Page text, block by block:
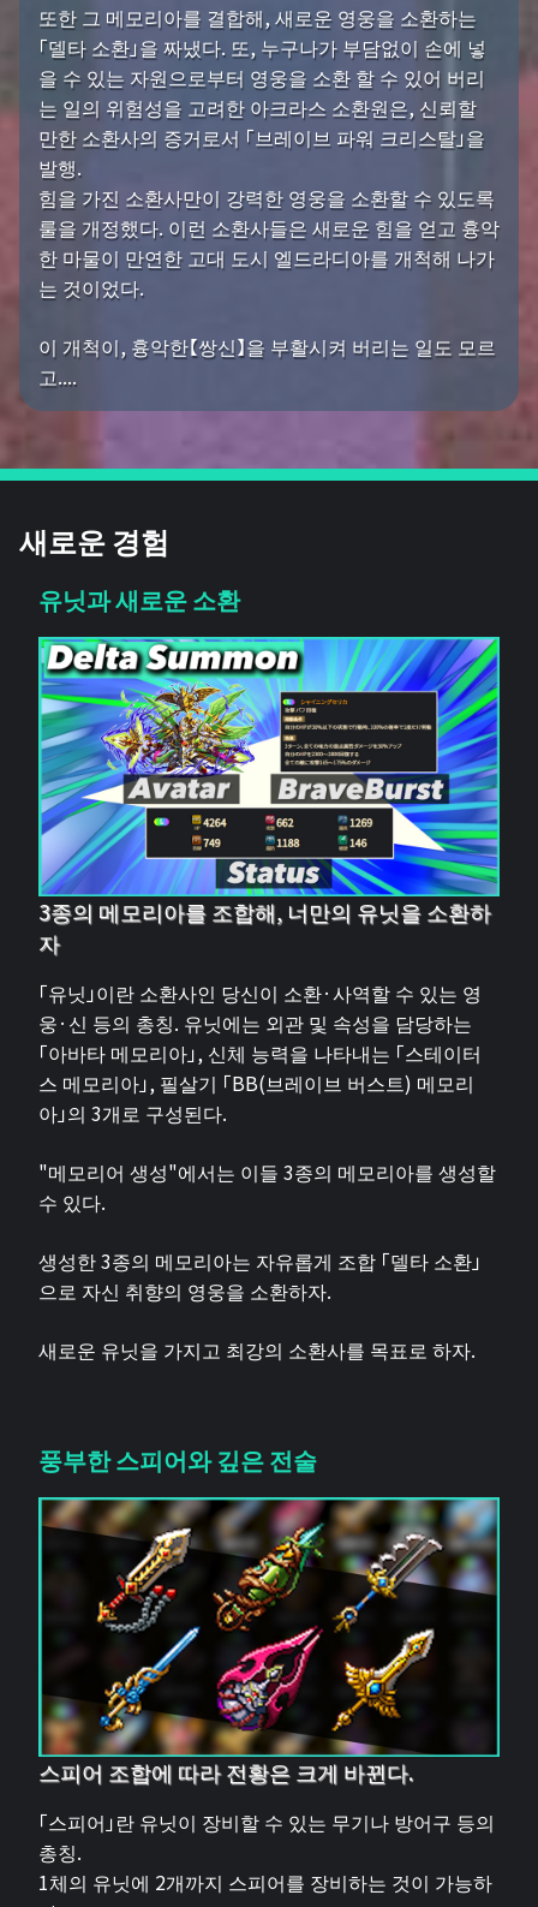
또한 그 메모리아를 결합해, 새로운 영웅을 소환하는
「델타 소환」을 짜냈다. 또, 누구나가 부담없이 손에 넣
을 수 있는 자원으로부터 영웅을 소환 할 수 있어 버리
는 일의 위험성을 고려한 아크라스 소환원은, 신뢰할
만한 소환사의 증거로서 「브레이브 파워 크리스탈」을
발행.
힘을 가진 소환사만이 강력한 영웅을 소환할 수 있도록
룰을 개정했다. 이런 소환사들은 새로운 힘을 얻고 흉악
한 마물이 만연한 고대 도시 엘드라디아를 개척해 나가
는 것이었다.
이 개척이, 흉악한【쌍신】을 부활시켜 버리는 일도 모르
고....
새로운 경험
유닛과 새로운 소환
3종의 메모리아를 조합해, 너만의 유닛을 소환하
자
「유닛」이란 소환사인 당신이 소환·사역할 수 있는 영
웅·신 등의 총칭. 유닛에는 외관 및 속성을 담당하는
「아바타 메모리아」, 신체 능력을 나타내는 「스테이터
스 메모리아」, 필살기 「BB(브레이브 버스트) 메모리
아」의 3개로 구성된다.
"메모리어 생성"에서는 이들 3종의 메모리아를 생성할
수 있다.
생성한 3종의 메모리아는 자유롭게 조합 「델타 소환」
으로 자신 취향의 영웅을 소환하자.
새로운 유닛을 가지고 최강의 소환사를 목표로 하자.
풍부한 스피어와 깊은 전술
스피어 조합에 따라 전황은 크게 바뀐다.
「스피어」란 유닛이 장비할 수 있는 무기나 방어구 등의
총칭.
1체의 유닛에 2개까지 스피어를 장비하는 것이 가능하